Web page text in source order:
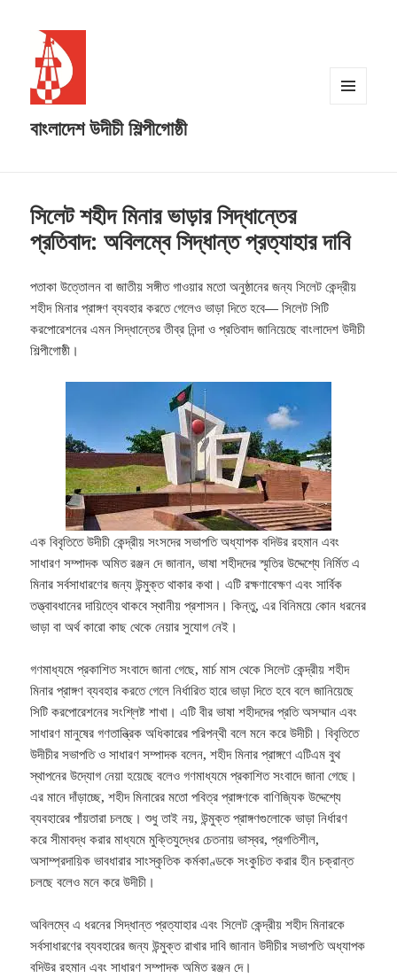
বাংলাদেশ উদীচী শিল্পীগোষ্ঠী
সিলেট শহীদ মিনার ভাড়ার সিদ্ধান্তের
প্রতিবাদ: অবিলম্বে সিদ্ধান্ত প্রত্যাহার দাবি
পতাকা উত্তোলন বা জাতীয় সঙ্গীত গাওয়ার মতো অনুষ্ঠানের জন্য সিলেট কেন্দ্রীয়
শহীদ মিনার প্রাঙ্গণ ব্যবহার করতে গেলেও ভাড়া দিতে হবে— সিলেট সিটি
করপোরেশনের এমন সিদ্ধান্তের তীব্র নিন্দা ও প্রতিবাদ জানিয়েছে বাংলাদেশ উদীচী
শিল্পীগোষ্ঠী।
এক বিবৃতিতে উদীচী কেন্দ্রীয় সংসদের সভাপতি অধ্যাপক বদিউর রহমান এবং
সাধারণ সম্পাদক অমিত রঞ্জন দে জানান, ভাষা শহীদদের স্মৃতির উদ্দেশ্যে নির্মিত এ
মিনার সর্বসাধারণের জন্য উন্মুক্ত থাকার কথা। এটি রক্ষণাবেক্ষণ এবং সার্বিক
তত্ত্বাবধানের দায়িত্বে থাকবে স্থানীয় প্রশাসন। কিন্তু, এর বিনিময়ে কোন ধরনের
ভাড়া বা অর্থ কারো কাছ থেকে নেয়ার সুযোগ নেই।
গণমাধ্যমে প্রকাশিত সংবাদে জানা গেছে, মার্চ মাস থেকে সিলেট কেন্দ্রীয় শহীদ
মিনার প্রাঙ্গণ ব্যবহার করতে গেলে নির্ধারিত হারে ভাড়া দিতে হবে বলে জানিয়েছে
সিটি করপোরেশনের সংশ্লিষ্ট শাখা। এটি বীর ভাষা শহীদদের প্রতি অসম্মান এবং
সাধারণ মানুষের গণতান্ত্রিক অধিকারের পরিপন্থী বলে মনে করে উদীচী। বিবৃতিতে
উদীচীর সভাপতি ও সাধারণ সম্পাদক বলেন, শহীদ মিনার প্রাঙ্গণে এটিএম বুথ
স্থাপনের উদ্যোগ নেয়া হয়েছে বলেও গণমাধ্যমে প্রকাশিত সংবাদে জানা গেছে।
এর মানে দাঁড়াচ্ছে, শহীদ মিনারের মতো পবিত্র প্রাঙ্গণকে বাণিজ্যিক উদ্দেশ্যে
ব্যবহারের পাঁয়তারা চলছে। শুধু তাই নয়, উন্মুক্ত প্রাঙ্গণগুলোকে ভাড়া নির্ধারণ
করে সীমাবদ্ধ করার মাধ্যমে মুক্তিযুদ্ধের চেতনায় ভাস্বর, প্রগতিশীল,
অসাম্প্রদায়িক ভাবধারার সাংস্কৃতিক কর্মকাণ্ডকে সংকুচিত করার হীন চক্রান্ত
চলছে বলেও মনে করে উদীচী।
অবিলম্বে এ ধরনের সিদ্ধান্ত প্রত্যাহার এবং সিলেট কেন্দ্রীয় শহীদ মিনারকে
সর্বসাধারণের ব্যবহারের জন্য উন্মুক্ত রাখার দাবি জানান উদীচীর সভাপতি অধ্যাপক
বদিউর রহমান এবং সাধারণ সম্পাদক অমিত রঞ্জন দে।